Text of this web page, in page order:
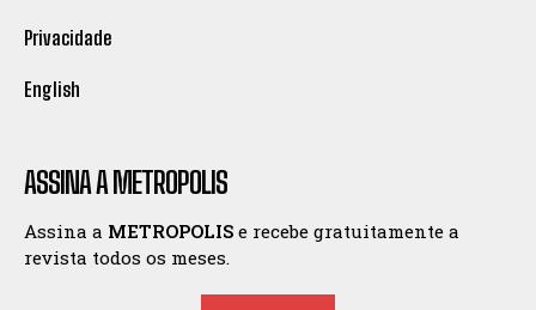
Privacidade
English
ASSINA A METROPOLIS
Assina a METROPOLIS e recebe gratuitamente a
revista todos os meses.